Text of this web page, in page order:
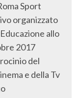
Sport
organizzato
allo
2017
del
e della Tv